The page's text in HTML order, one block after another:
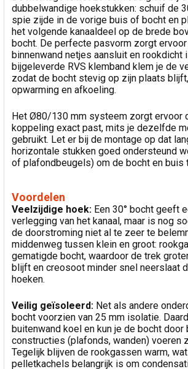
dubbelwandige hoekstukken: schuif de
spie zijde in de vorige buis of bocht en
het volgende kanaaldeel op de brede
bocht. De perfecte pasvorm zorgt
binnenwand netjes aansluit en rookdicht
bijgeleverde RVS klemband klem je de
zodat de bocht stevig op zijn plaats
opwarming en afkoeling.
Het Ø80/130 mm systeem zorgt ervoor
koppeling exact past, mits je dezelfde
gebruikt. Let er bij de montage op dat
horizontale stukken goed ondersteund
of plafondbeugels) om de bocht en buis
Voordelen
Veelzijdige hoek: Een 30° bocht geeft
verlegging van het kanaal, maar is nog
de doorstroming niet al te zeer te
middenweg tussen klein en groot:
gematigde bocht, waardoor de trek
blijft en creosoot minder snel neerslaat
hoeken.
Veilig geïsoleerd: Net als andere
bocht voorzien van 25 mm isolatie.
buitenwand koel en kun je de bocht door
constructies (plafonds, wanden) voeren
Tegelijk blijven de rookgassen warm,
pelletkachels belangrijk is om